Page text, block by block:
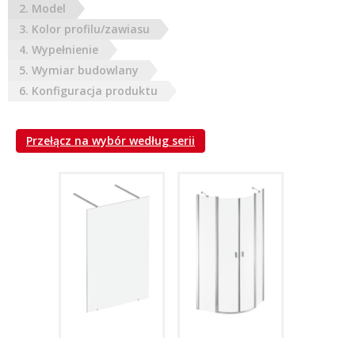
2. Model
3. Kolor profilu/zawiasu
4. Wypełnienie
5. Wymiar budowlany
6. Konfiguracja produktu
Przełącz na wybór według serii